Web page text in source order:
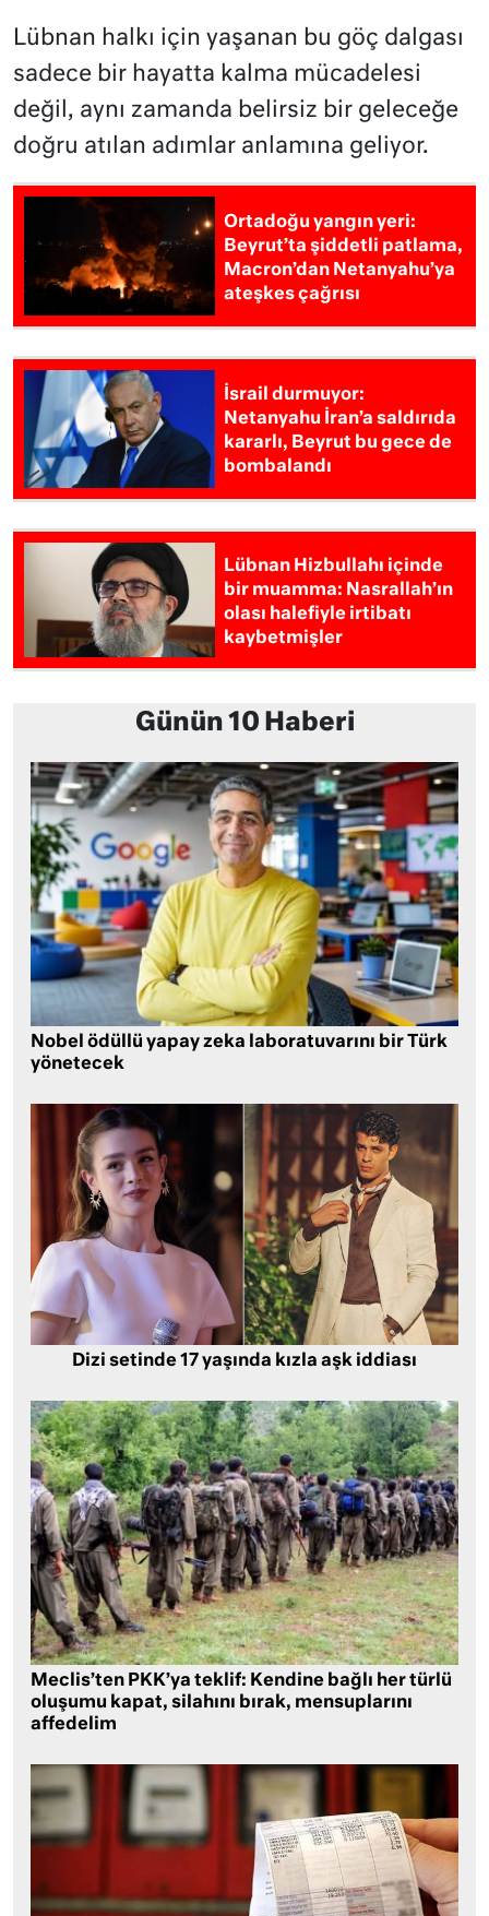
Lübnan halkı için yaşanan bu göç dalgası
sadece bir hayatta kalma mücadelesi
değil, aynı zamanda belirsiz bir geleceğe
doğru atılan adımlar anlamına geliyor.
Ortadoğu yangın yeri:
Beyrut’ta şiddetli patlama,
Macron’dan Netanyahu’ya
ateşkes çağrısı
İsrail durmuyor:
Netanyahu İran’a saldırıda
kararlı, Beyrut bu gece de
bombalandı
Lübnan Hizbullahı içinde
bir muamma: Nasrallah’ın
olası halefiyle irtibatı
kaybetmişler
Günün 10 Haberi
Nobel ödüllü yapay zeka laboratuvarını bir Türk
yönetecek
Dizi setinde 17 yaşında kızla aşk iddiası
Meclis’ten PKK’ya teklif: Kendine bağlı her türlü
oluşumu kapat, silahını bırak, mensuplarını
affedelim